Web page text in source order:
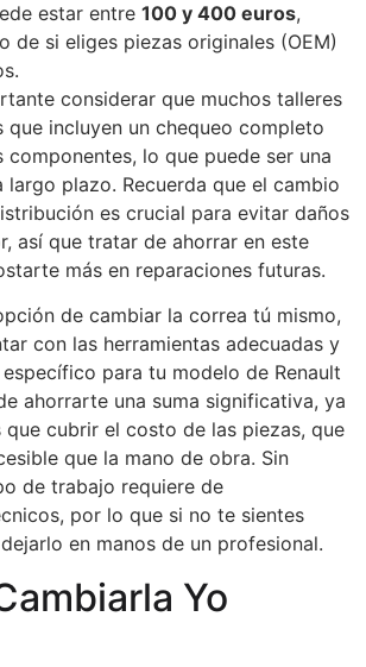
estar entre 100 y 400 euros,
de si eliges piezas originales (OEM)
considerar que muchos talleres
que incluyen un chequeo completo
lo que puede ser una
largo plazo. Recuerda que el cambio
es crucial para evitar daños
así que tratar de ahorrar en este
más en reparaciones futuras.
de cambiar la correa tú mismo,
con las herramientas adecuadas y
para tu modelo de Renault
ahorrarte una suma significativa, ya
cubrir el costo de las piezas, que
que la mano de obra. Sin
de trabajo requiere de
por lo que si no te sientes
en manos de un profesional.
Yo